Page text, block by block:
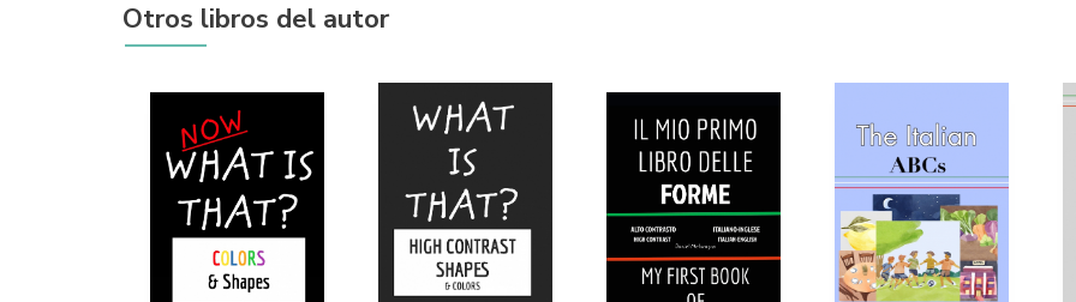
Otros libros del autor